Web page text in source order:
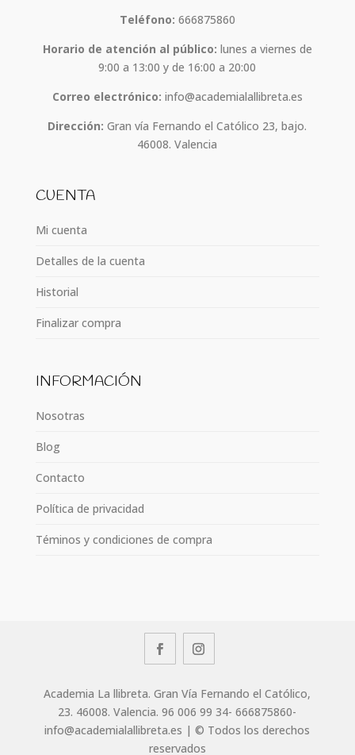
Teléfono: 666875860
Horario de atención al público: lunes a viernes de
9:00 a 13:00 y de 16:00 a 20:00
Correo electrónico: info@academialallibreta.es
Dirección: Gran vía Fernando el Católico 23, bajo.
46008. Valencia
CUENTA
Mi cuenta
Detalles de la cuenta
Historial
Finalizar compra
INFORMACIÓN
Nosotras
Blog
Contacto
Política de privacidad
Téminos y condiciones de compra
Academia La llibreta. Gran Vía Fernando el Católico,
23. 46008. Valencia. 96 006 99 34- 666875860-
info@academialallibreta.es | © Todos los derechos
reservados